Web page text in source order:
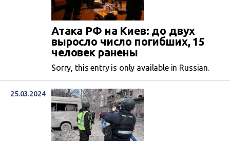
Атака РФ на Киев: до двух
выросло число погибших, 15
человек ранены
Sorry, this entry is only available in Russian.
25.03.2024